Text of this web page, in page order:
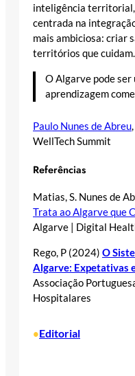
inteligência territorial,
centrada na
mais ambiciosa: criar
territórios que cuidam.
O Algarve pode ser
aprendizagem
Paulo Nunes de Abreu
WellTech Summit
Referências
Matias, S. Nunes de
Trata ao Algarve que
Algarve | Digital
Rego, P (2024) O
Algarve: Expetativas
Associação
Hospitalares
•Editorial